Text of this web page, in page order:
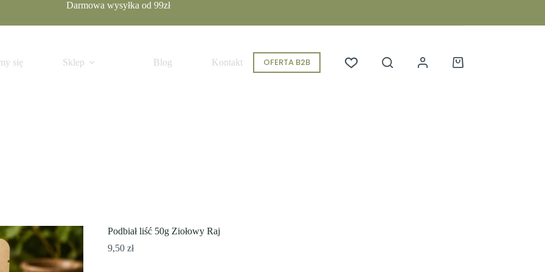
Darmowa wysyłka od 99zł
się Sklep Blog Kontakt OFERTA B2B Koszyk
Podbiał liść 50g Ziołowy Raj
9,50 zł